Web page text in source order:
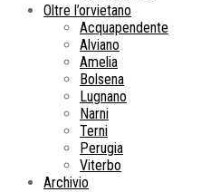
Oltre l’orvietano
Acquapendente
Alviano
Amelia
Bolsena
Lugnano
Narni
Terni
Perugia
Viterbo
Archivio